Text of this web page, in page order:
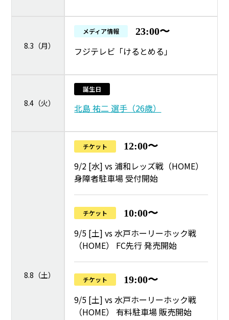
8.3（月）
メディア情報 23:00〜
フジテレビ「けるとめる」
8.4（火）
誕生日
北島 祐二 選手（26歳）
8.8（土）
チケット 12:00〜
9/2 [水] vs 浦和レッズ戦（HOME）
身障者駐車場 受付開始
チケット 10:00〜
9/5 [土] vs 水戸ホーリーホック戦
（HOME） FC先行 発売開始
チケット 19:00〜
9/5 [土] vs 水戸ホーリーホック戦
（HOME） 有料駐車場 販売開始